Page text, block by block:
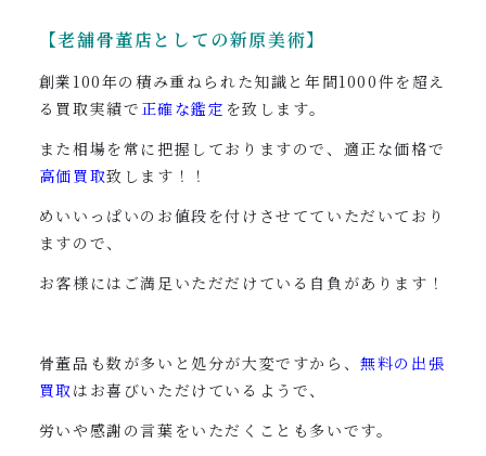
【老舗骨董店としての新原美術】
創業100年の積み重ねられた知識と年間1000件を超え
る買取実績で 正確な鑑定 を致します。
また相場を常に把握しておりますので、適正な価格で
高価買取致します！！
めいいっぱいのお値段を付けさせてていただいており
ますので、
お客様にはご満足いただだけている自負があります！
骨董品も数が多いと処分が大変ですから、無料の出張
買取はお喜びいただけているようで、
労いや感謝の言葉をいただくことも多いです。